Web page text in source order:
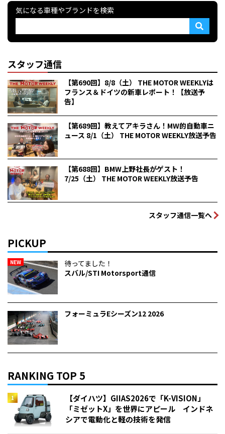
気になる車種やブランドを検索
スタッフ通信
【第690回】8/8（土） THE MOTOR WEEKLYは
フランス＆ドイツの新車レポート！【放送予
告】
【第689回】教えてアキラさん！MW的自動車ニ
ュース 8/1（土） THE MOTOR WEEKLY放送予告
【第688回】BMW上野社長がゲスト！
7/25（土） THE MOTOR WEEKLY放送予告
スタッフ通信一覧へ
PICKUP
NEW
待ってました！
スバル/STI Motorsport通信
フォーミュラEシーズン12 2026
RANKING TOP 5
【ダイハツ】GIIAS2026で「K-VISION」
「ミゼットX」を世界にアピール インドネ
シアで電動化と軽の技術を発信